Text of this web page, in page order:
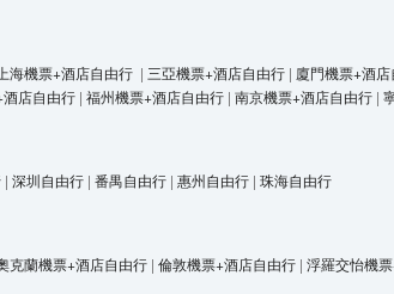
上海機票+酒店自由行 | 三亞機票+酒店自由行 | 廈門機票+酒
店自由行 | 福州機票+酒店自由行 | 南京機票+酒店自由行 |
| 深圳自由行 | 番禺自由行 | 惠州自由行 | 珠海自由行
克蘭機票+酒店自由行 | 倫敦機票+酒店自由行 | 浮羅交怡機